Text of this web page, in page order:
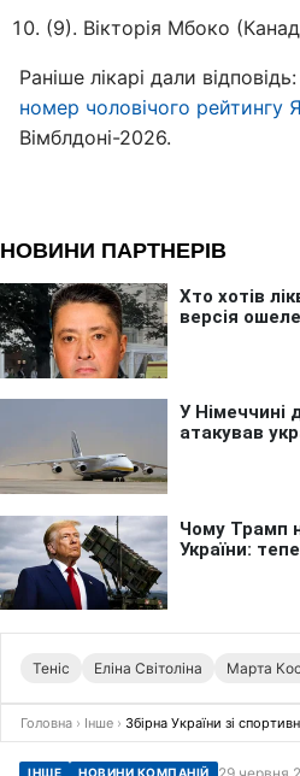
(9). Вікторія Мбоко
Раніше лікарі дали відповідь:
номер чоловічого рейтингу
Вімблдоні-2026.
Теніс Еліна Світоліна Марта
Головна › Інше › Збірна України зі
ІНШЕ НОВИНИ КОМПАНІЙ